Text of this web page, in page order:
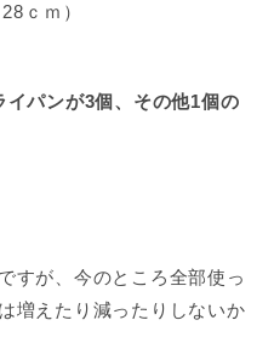
ｃｍ）
イパンが3個、その他1個の
すが、今のところ全部使っ
増えたり減ったりしないか